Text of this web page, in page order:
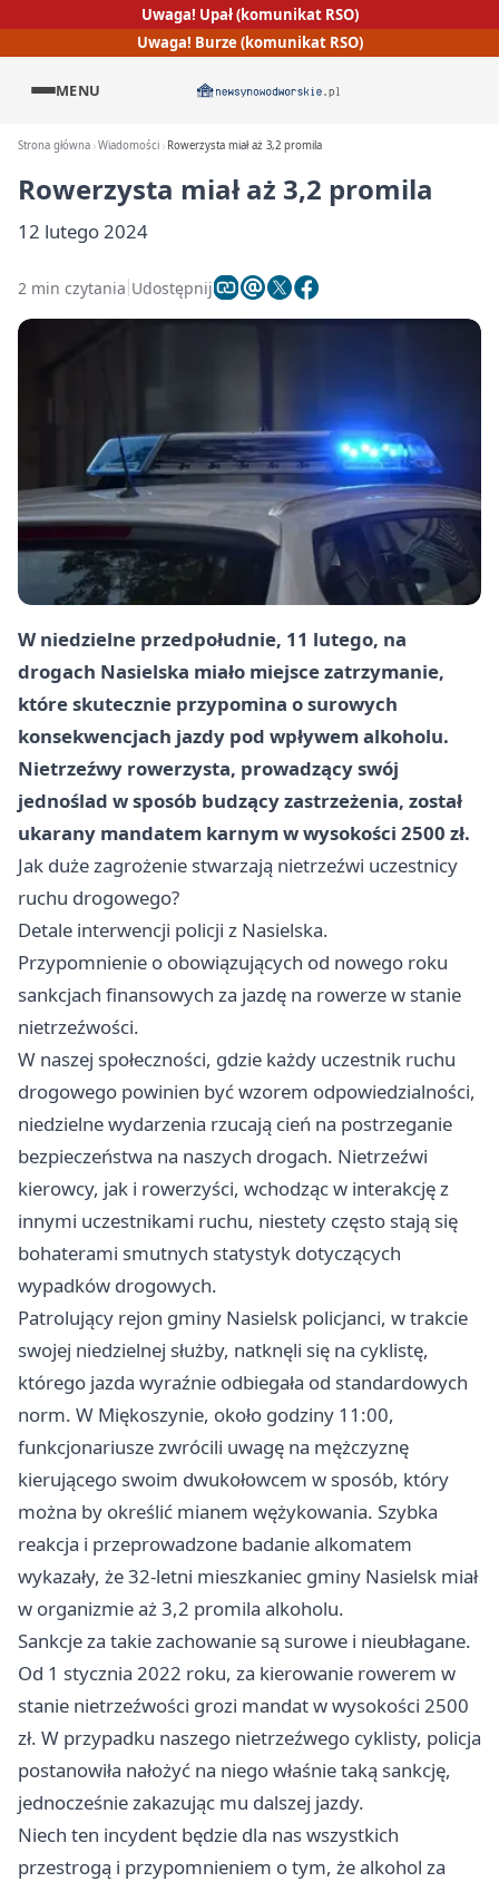
Uwaga! Upał (komunikat RSO)
Uwaga! Burze (komunikat RSO)
MENU
Strona główna Wiadomości Rowerzysta miał aż 3,2 promila
Rowerzysta miał aż 3,2 promila
12 lutego 2024
2 min czytania Udostępnij
W niedzielne przedpołudnie, 11 lutego, na
drogach Nasielska miało miejsce zatrzymanie,
które skutecznie przypomina o surowych
konsekwencjach jazdy pod wpływem alkoholu.
Nietrzeźwy rowerzysta, prowadzący swój
jednoślad w sposób budzący zastrzeżenia, został
ukarany mandatem karnym w wysokości 2500 zł.
Jak duże zagrożenie stwarzają nietrzeźwi uczestnicy
ruchu drogowego?
Detale interwencji policji z Nasielska.
Przypomnienie o obowiązujących od nowego roku
sankcjach finansowych za jazdę na rowerze w stanie
nietrzeźwości.
W naszej społeczności, gdzie każdy uczestnik ruchu
drogowego powinien być wzorem odpowiedzialności,
niedzielne wydarzenia rzucają cień na postrzeganie
bezpieczeństwa na naszych drogach. Nietrzeźwi
kierowcy, jak i rowerzyści, wchodząc w interakcję z
innymi uczestnikami ruchu, niestety często stają się
bohaterami smutnych statystyk dotyczących
wypadków drogowych.
Patrolujący rejon gminy Nasielsk policjanci, w trakcie
swojej niedzielnej służby, natknęli się na cyklistę,
którego jazda wyraźnie odbiegała od standardowych
norm. W Miękoszynie, około godziny 11:00,
funkcjonariusze zwrócili uwagę na mężczyznę
kierującego swoim dwukołowcem w sposób, który
można by określić mianem wężykowania. Szybka
reakcja i przeprowadzone badanie alkomatem
wykazały, że 32-letni mieszkaniec gminy Nasielsk miał
w organizmie aż 3,2 promila alkoholu.
Sankcje za takie zachowanie są surowe i nieubłagane.
Od 1 stycznia 2022 roku, za kierowanie rowerem w
stanie nietrzeźwości grozi mandat w wysokości 2500
zł. W przypadku naszego nietrzeźwego cyklisty, policja
postanowiła nałożyć na niego właśnie taką sankcję,
jednocześnie zakazując mu dalszej jazdy.
Niech ten incydent będzie dla nas wszystkich
przestrogą i przypomnieniem o tym, że alkohol za